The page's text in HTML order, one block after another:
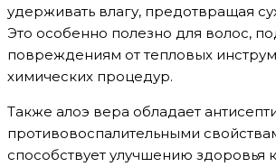
удерживать влагу, предотвращая
Это особенно полезно для волос,
повреждениям от тепловых
химических процедур.
Также алоэ вера обладает
противовоспалительными
способствует улучшению здоровья